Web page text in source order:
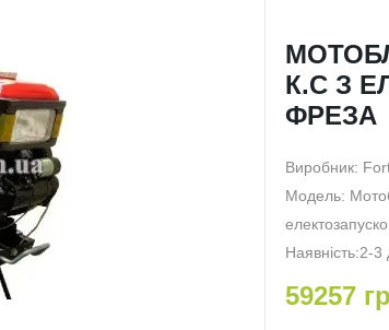
К.С З
ФРЕЗА
Виробник:
Модель:
Наявність:2-3
59257